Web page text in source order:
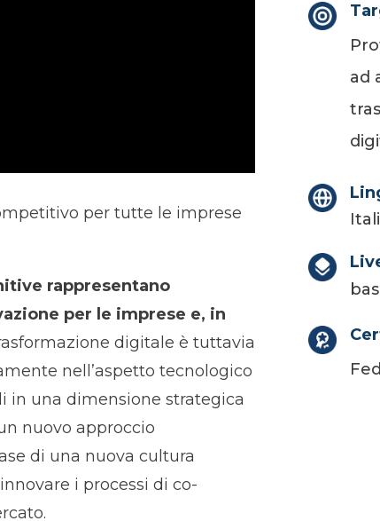
per tutte le imprese
rappresentano
per le imprese e, in
digitale è tuttavia
nell’aspetto tecnologico
in una dimensione strategica
nuovo approccio
di una nuova cultura
i processi di co-
ad